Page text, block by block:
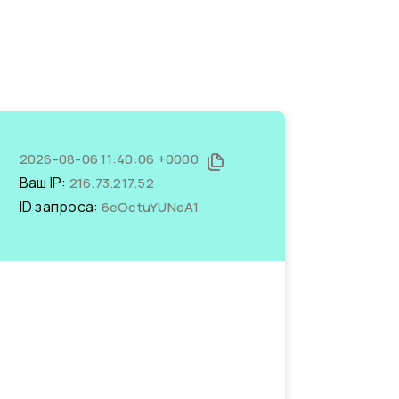
2026-08-06 11:40:06 +0000
Ваш IP: 216.73.217.52
ID запроса: 6eOctuYUNeA1